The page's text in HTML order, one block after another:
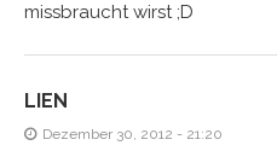
missbraucht wirst ;D
LIEN
Dezember 30, 2012 - 21:20